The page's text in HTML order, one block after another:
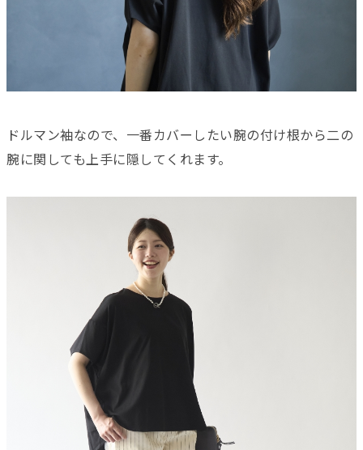
ドルマン袖なので、一番カバーしたい腕の付け根から二の
腕に関しても上手に隠してくれます。